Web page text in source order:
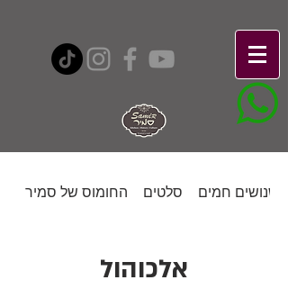
החומוס של סמיר סלטים נישנושים חמים
אלכוהול